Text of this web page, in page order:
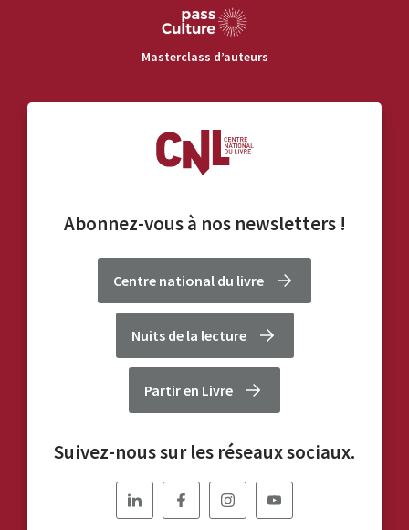
Masterclass d’auteurs
Abonnez-vous à nos newsletters!
Centre national du livre
Nuits de la lecture
Partir en Livre
Suivez-nous sur les réseaux sociaux.
Nous
Nous
Nous
Nous